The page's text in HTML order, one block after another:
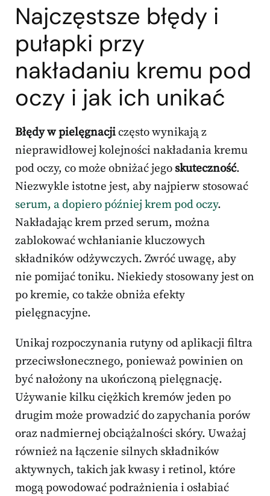
Najczęstsze błędy i
pułapki przy
nakładaniu kremu pod
oczy i jak ich unikać
Błędy w pielęgnacjiczęsto wynikają z
nieprawidłowej kolejności nakładania kremu
pod oczy, co może obniżać jego skuteczność.
Niezwykle istotne jest, aby najpierw stosować
serum, a dopiero później krem pod oczy.
Nakładając krem przed serum, można
zablokować wchłanianie kluczowych
składników odżywczych. Zwróć uwagę, aby
nie pomijać toniku. Niekiedy stosowany jest on
po kremie, co także obniża efekty
pielęgnacyjne.
Unikaj rozpoczynania rutyny od aplikacji filtra
przeciwsłonecznego, ponieważ powinien on
być nałożony na ukończoną pielęgnację.
Używanie kilku ciężkich kremów jeden po
drugim może prowadzić do zapychania porów
oraz nadmiernej obciążalności skóry. Uważaj
również na łączenie silnych składników
aktywnych, takich jak kwasy i retinol, które
mogą powodować podrażnienia i osłabiać